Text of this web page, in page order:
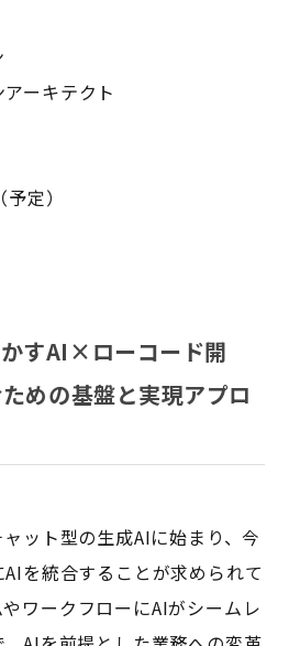
ーキテクト
定）
すAI×ローコード開
めの基盤と実現アプロ
ット型の生成AIに始まり、今
を統合することが求められて
ワークフローにAIがシームレ